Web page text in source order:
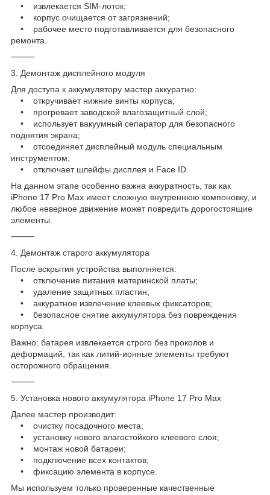
• извлекается SIM-лоток;
• корпус очищается от загрязнений;
• рабочее место подготавливается для безопасного
ремонта.
⸻
3. Демонтаж дисплейного модуля
Для доступа к аккумулятору мастер аккуратно:
• откручивает нижние винты корпуса;
• прогревает заводской влагозащитный слой;
• использует вакуумный сепаратор для безопасного
поднятия экрана;
• отсоединяет дисплейный модуль специальным
инструментом;
• отключает шлейфы дисплея и Face ID.
На данном этапе особенно важна аккуратность, так как
iPhone 17 Pro Max имеет сложную внутреннюю компоновку, и
любое неверное движение может повредить дорогостоящие
элементы.
⸻
4. Демонтаж старого аккумулятора
После вскрытия устройства выполняется:
• отключение питания материнской платы;
• удаление защитных пластин;
• аккуратное извлечение клеевых фиксаторов;
• безопасное снятие аккумулятора без повреждения
корпуса.
Важно: батарея извлекается строго без проколов и
деформаций, так как литий-ионные элементы требуют
осторожного обращения.
⸻
5. Установка нового аккумулятора iPhone 17 Pro Max
Далее мастер производит:
• очистку посадочного места;
• установку нового влагостойкого клеевого слоя;
• монтаж новой батареи;
• подключение всех контактов;
• фиксацию элемента в корпусе.
Мы используем только проверенные качественные